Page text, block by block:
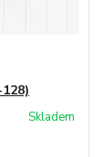
Skladem